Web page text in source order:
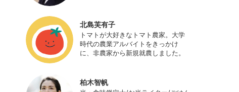
（元情報部長）。2011年に株式会社
日本農業サポート研究所を創業し、
海外のICT利用の実証試験や農産物輸
出などに関わった。主にスマート農
業の実証試験やコンサルなどに携わ
http://www.ijas.co.jp/
北島芙有子
トマトが大好きなトマト農家。大学
時代の農業アルバイトをきっかけ
に、非農家から新規就農しました。
最近はWeb関連の仕事も始め、半農
半Xの生活。
柏木智帆